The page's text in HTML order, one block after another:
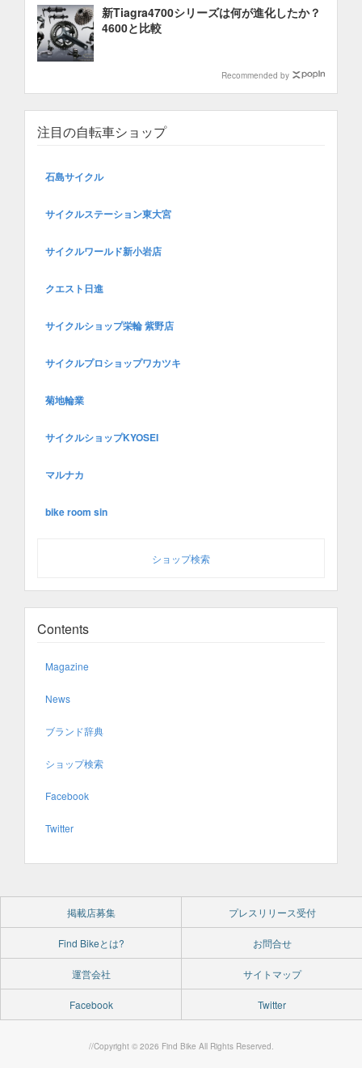
新Tiagra4700シリーズは何が進化したか？
4600と比較
Recommended by
注目の自転車ショップ
石島サイクル
サイクルステーション東大宮
サイクルワールド新小岩店
クエスト日進
サイクルショップ栄輪 紫野店
サイクルプロショップワカツキ
菊地輪業
サイクルショップKYOSEI
マルナカ
bike room sin
ショップ検索
Contents
Magazine
News
ブランド辞典
ショップ検索
Facebook
Twitter
掲載店募集 プレスリリース受付
Find Bikeとは? お問合せ
運営会社 サイトマップ
Facebook Twitter
//Copyright © 2026 Find Bike All Rights Reserved.